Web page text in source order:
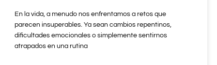
En la vida, a menudo nos enfrentamos a retos que
parecen insuperables. Ya sean cambios repentinos,
dificultades emocionales o simplemente sentirnos
atrapados en una rutina